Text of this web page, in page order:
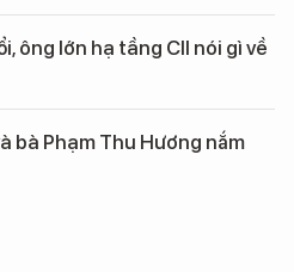
ông lớn hạ tầng CII nói gì về
bà Phạm Thu Hương nắm